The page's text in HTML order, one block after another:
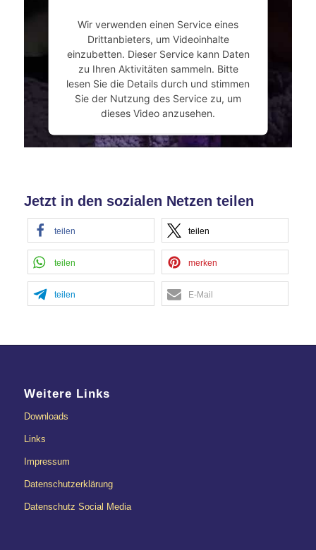
Wir verwenden einen Service eines
Drittanbieters, um Videoinhalte
einzubetten. Dieser Service kann Daten
zu Ihren Aktivitäten sammeln. Bitte
lesen Sie die Details durch und stimmen
Sie der Nutzung des Service zu, um
dieses Video anzusehen.
Mehr Informationen
powered byUsercentrics Consent
Management Platform
Jetzt in den sozialen Netzen teilen
teilen teilen
teilen merken
teilen E-Mail
Weitere Links
Downloads
Links
Impressum
Datenschutzerklärung
Datenschutz Social Media